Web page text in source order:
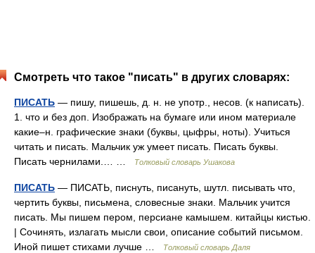
Смотреть что такое "писать" в других словарях:
ПИСАТЬ — пишу, пишешь, д. н. не употр., несов. (к написать).
1. что и без доп. Изображать на бумаге или ином материале
какие–н. графические знаки (буквы, цыфры, ноты). Учиться
читать и писать. Мальчик уж умеет писать. Писать буквы.
Писать чернилами.… …
Толковый словарь Ушакова
ПИСАТЬ — ПИСАТЬ, писнуть, писануть, шутл. писывать что,
чертить буквы, письмена, словесные знаки. Мальчик учится
писать. Мы пишем пером, персиане камышем. китайцы кистью.
| Сочинять, излагать мысли свои, описание событий письмом.
Иной пишет стихами лучше …
Толковый словарь Даля